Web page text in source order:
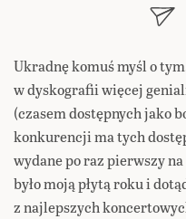
Ukradnę komuś myśl o
w dyskografii więcej
(czasem dostępnych jako
konkurencji ma tych
wydane po raz pierwszy na
było moją płytą roku i
z najlepszych